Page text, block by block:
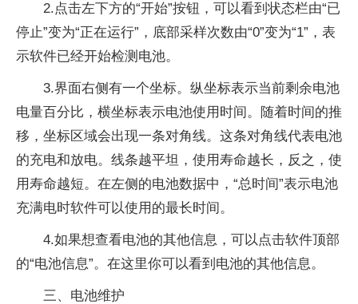
2.点击左下方的“开始”按钮，可以看到状态栏由“已
停止”变为“正在运行”，底部采样次数由“0”变为“1”，表
示软件已经开始检测电池。
3.界面右侧有一个坐标。纵坐标表示当前剩余电池
电量百分比，横坐标表示电池使用时间。随着时间的推
移，坐标区域会出现一条对角线。这条对角线代表电池
的充电和放电。线条越平坦，使用寿命越长，反之，使
用寿命越短。在左侧的电池数据中，“总时间”表示电池
充满电时软件可以使用的最长时间。
4.如果想查看电池的其他信息，可以点击软件顶部
的“电池信息”。在这里你可以看到电池的其他信息。
三、电池维护